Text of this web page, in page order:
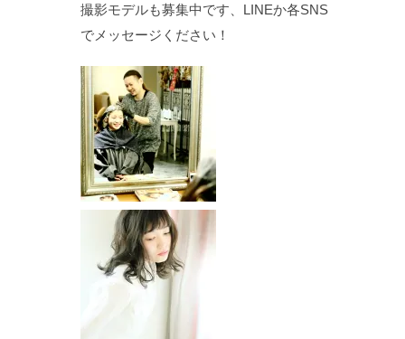
撮影モデルも募集中です、LINEか各SNS
でメッセージください！